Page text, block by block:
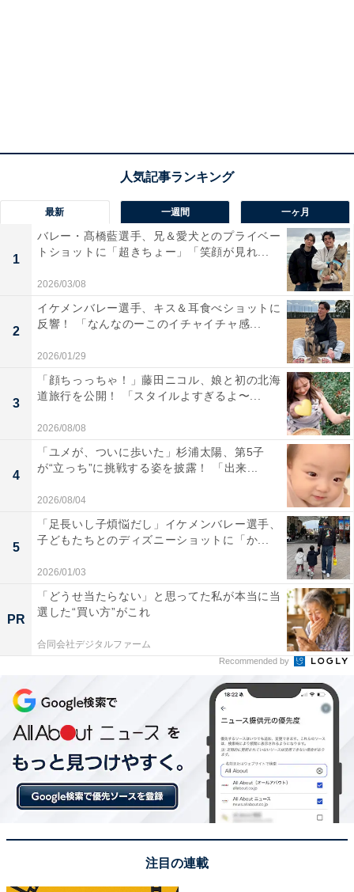
最新 一週間 一ヶ月
1
バレー・髙橋藍選手、兄＆愛犬とのプライベー
トショットに「超きちょー」「笑顔が見れ...
2026/03/08
2
イケメンバレー選手、キス＆耳食べショットに
反響！ 「なんなのーこのイチャイチャ感...
2026/01/29
3
「顔ちっっちゃ！」藤田ニコル、娘と初の北海
道旅行を公開！ 「スタイルよすぎるよ〜...
2026/08/08
4
「ユメが、ついに歩いた」杉浦太陽、第5子
が“立っち”に挑戦する姿を披露！ 「出来...
2026/08/04
5
「足長いし子煩悩だし」イケメンバレー選手、
子どもたちとのディズニーショットに「か...
2026/01/03
PR
「どうせ当たらない」と思ってた私が本当に当
選した“買い方”がこれ
合同会社デジタルファーム
Recommended by
注目の連載